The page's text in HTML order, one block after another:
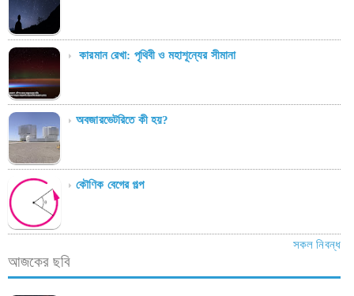
কারমান রেখা: পৃথিবী ও মহাশূন্যের সীমানা
অবজারভেটরিতে কী হয়?
কৌণিক বেগের গল্প
সকল নিবন্ধ
আজকের ছবি